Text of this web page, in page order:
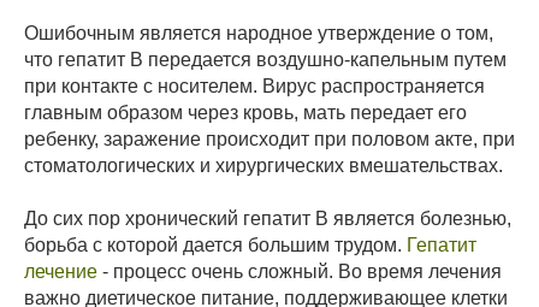
Ошибочным является народное утверждение о том,
что гепатит В передается воздушно-капельным путем
при контакте с носителем. Вирус распространяется
главным образом через кровь, мать передает его
ребенку, заражение происходит при половом акте, при
стоматологических и хирургических вмешательствах.
До сих пор хронический гепатит В является болезнью,
борьба с которой дается большим трудом. Гепатит
лечение - процесс очень сложный. Во время лечения
важно диетическое питание, поддерживающее клетки